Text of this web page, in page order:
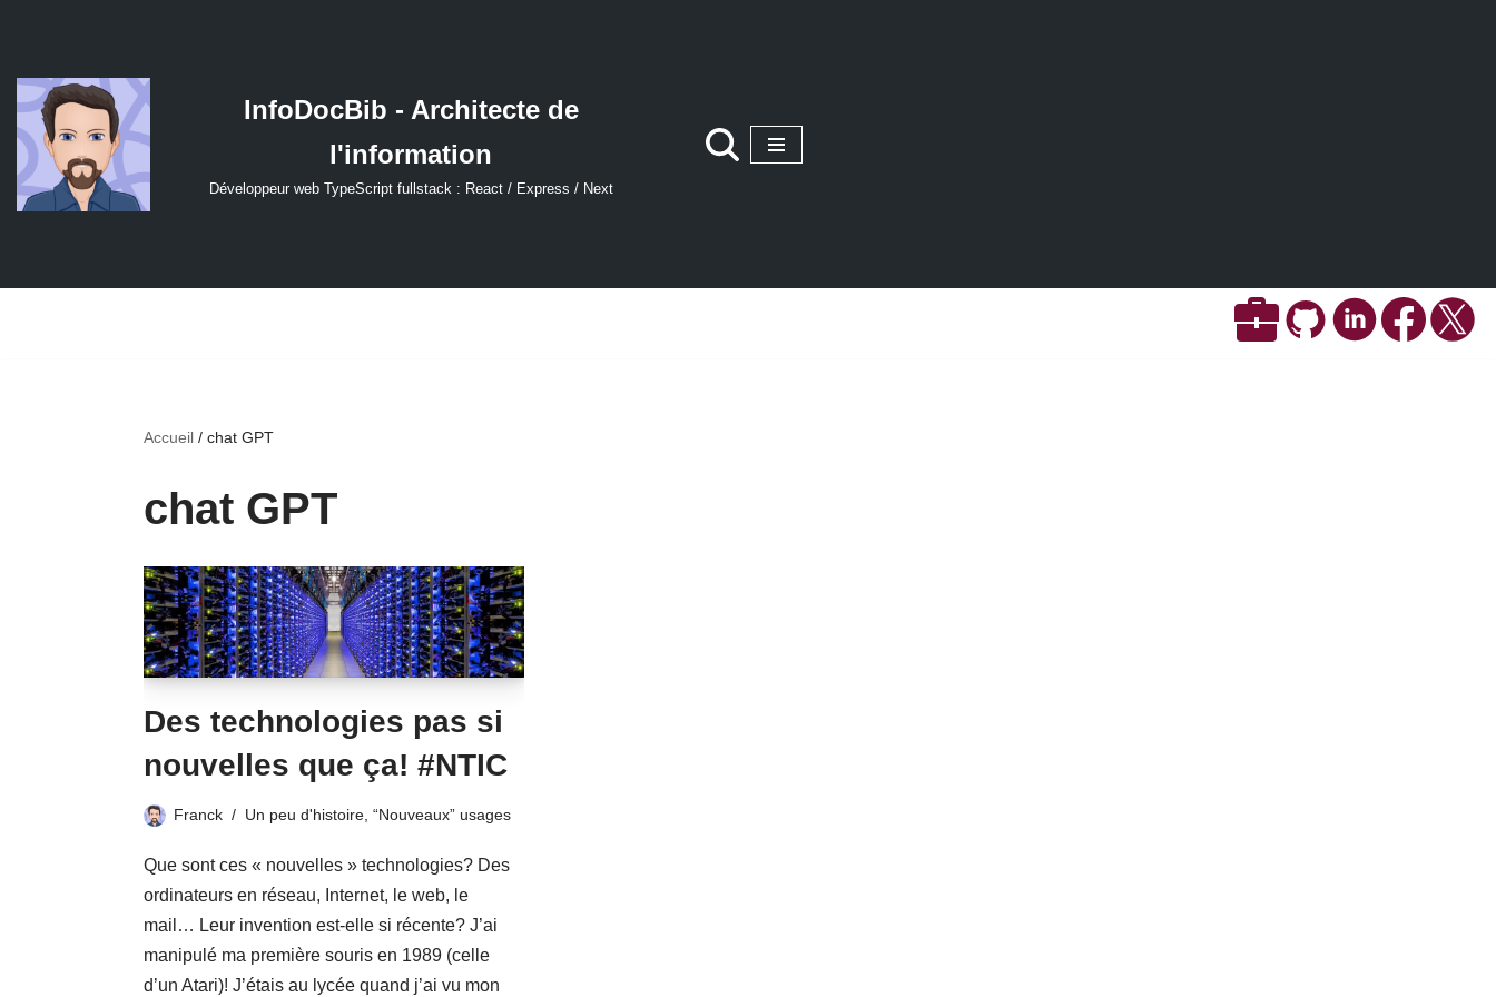
au
contenu
InfoDocBib - Architecte de
l'information
Développeur web TypeScript fullstack : React / Express / Next
Accueil /chat GPT
chat GPT
Des technologies pas si
nouvelles que ça! #NTIC
Franck Un peu d'histoire ,“Nouveaux” usages
Que sont ces « nouvelles » technologies? Des
ordinateurs en réseau, Internet, le web, le
mail… Leur invention est-elle si récente? J’ai
manipulé ma première souris en 1989 (celle
d’un Atari)! J’étais au lycée quand j’ai vu mon